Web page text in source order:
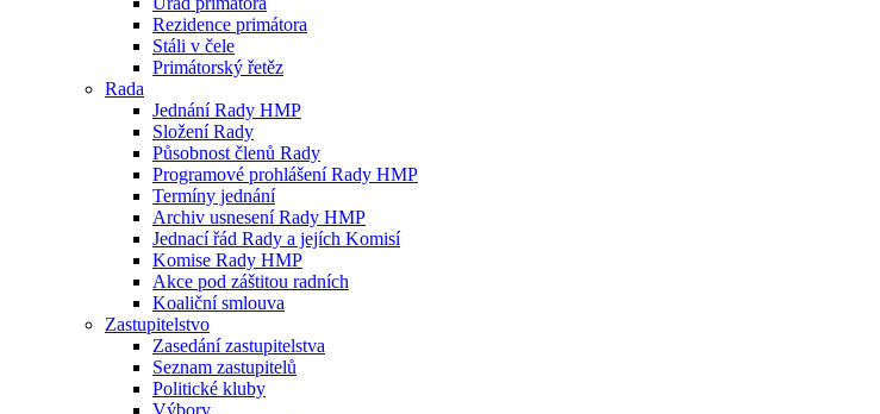
Rezidence primátora
Stáli v čele
Primátorský řetěz
Rada
Jednání Rady HMP
Složení Rady
Působnost členů Rady
Programové prohlášení Rady HMP
Termíny jednání
Archiv usnesení Rady HMP
Jednací řád Rady a jejích Komisí
Komise Rady HMP
Akce pod záštitou radních
Koaliční smlouva
Zastupitelstvo
Zasedání zastupitelstva
Seznam zastupitelů
Politické kluby
Výbory